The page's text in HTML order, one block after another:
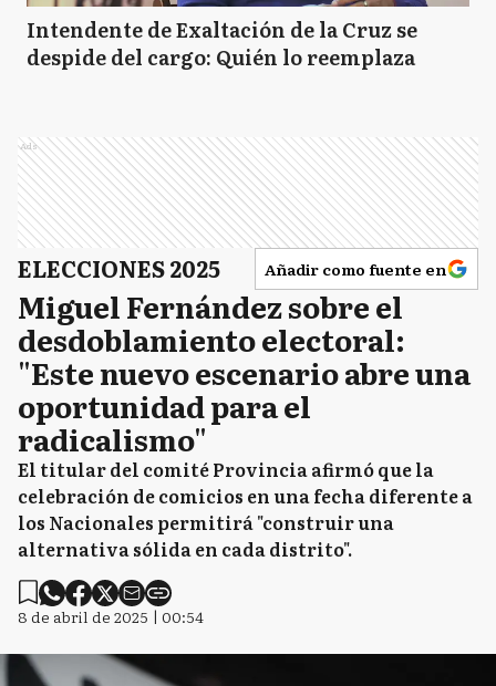
Intendente de Exaltación de la Cruz se
despide del cargo: Quién lo reemplaza
Ads
ELECCIONES 2025 Añadir como fuente en
Miguel Fernández sobre el
desdoblamiento electoral:
"Este nuevo escenario abre una
oportunidad para el
radicalismo"
El titular del comité Provincia afirmó que la
celebración de comicios en una fecha diferente a
los Nacionales permitirá "construir una
alternativa sólida en cada distrito".
8 de abril de 2025 | 00:54